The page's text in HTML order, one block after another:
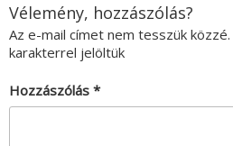
Vélemény, hozzászólás?
Az e-mail címet nem tesszük közzé.
karakterrel jelöltük
Hozzászólás *